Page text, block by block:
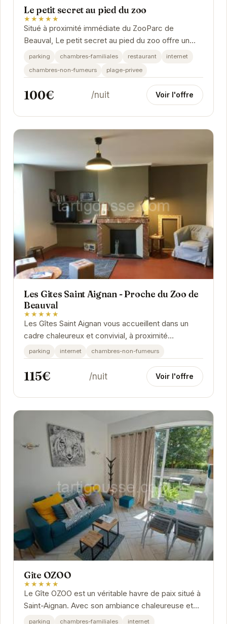
Le petit secret au pied du zoo
★★★★★
Situé à proximité immédiate du ZooParc de
Beauval, Le petit secret au pied du zoo offre un
hébergement confortable et familial. Avec son...
parking chambres-familiales restaurant
internet
chambres-non-fumeurs
plage-privee
100€ /nuit Voir l'offre
Les Gites Saint Aignan - Proche du Zoo de
Beauval
★★★★★
Les Gîtes Saint Aignan vous accueillent dans un
cadre chaleureux et convivial, à proximité
immédiate du Zoo de Beauval. Profitez d'un...
parking internet chambres-non-fumeurs
115€ /nuit Voir l'offre
Gîte OZOO
★★★★★
Le Gîte OZOO est un véritable havre de paix situé à
Saint-Aignan. Avec son ambiance chaleureuse et
ses équipements de qualité, il offre un...
parking chambres-familiales internet